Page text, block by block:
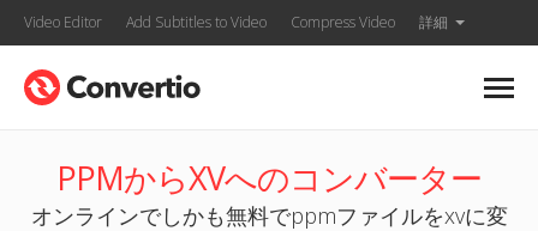
Video Editor Add Subtitles to Video Compress Video 詳細
PPMからXVへのコンバーター
オンラインでしかも無料でppmファイルをxvに変